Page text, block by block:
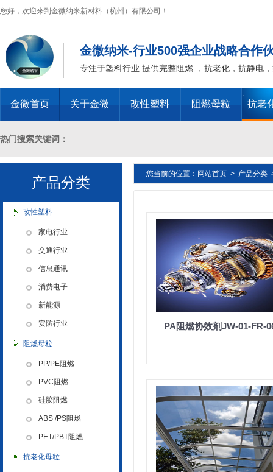
您好，欢迎来到金微纳米新材料（杭州）有限公司！
金微纳米-行业500强企业战略合作
专注于塑料行业 提供完整阻燃 ，抗老化，抗静电
金微首页 关于金微 改性塑料 阻燃母粒 抗老
热门搜索关键词：
十溴二苯乙烷母粒，三氧化二锑母粒，三氧化二锑替代物 PVC 无卤
燃 ABS阻燃 ，PA 阻燃，PET阻燃 ，PBT阻燃 ，环氧树脂阻燃，玻璃
化，抗静电母粒，阻燃料，抗老化料，环氧树脂抗老化，油漆涂料抗菌
色母粒 氧化诱导剂，
产品分类
改性塑料
家电行业
交通行业
信息通讯
消费电子
新能源
安防行业
阻燃母粒
PP/PE阻燃
PVC阻燃
硅胶阻燃
ABS /PS阻燃
PET/PBT阻燃
抗老化母粒
金微纳米荣获“国家高新技术企
浙江省创新型企业稳定
业执照
您当前的位置： 网站首页 > 产品分类
PA阻燃协效剂JW-01-FR-